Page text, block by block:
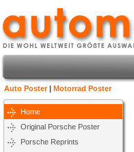
Auto Poster| Motorrad Poster
Home
Original Porsche Poster
Porsche Reprints